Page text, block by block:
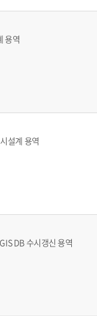
용역
설계 용역
DB 수시갱신 용역